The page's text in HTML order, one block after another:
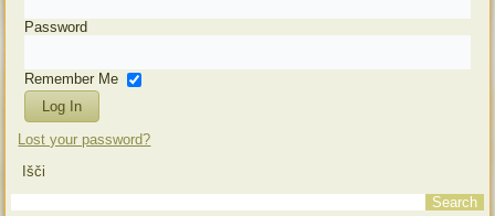
Password
Remember Me
Lost your password?
Išči